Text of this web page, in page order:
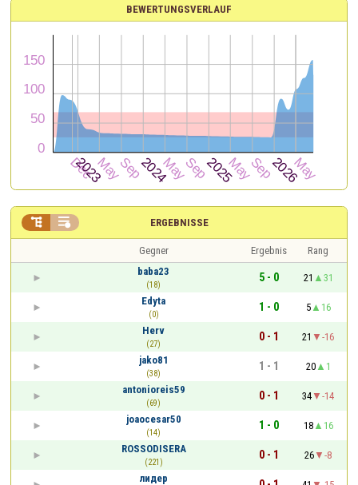
BEWERTUNGSVERLAUF
ERGEBNISSE
 
Gegner Ergebnis
Rang
baba23
(18)
5 - 0 21
31
Edyta
(0)
1 - 0 5
16
Herv
(27)
0 - 1 21
-16
jako81
(38)
1 - 1 20
1
antonioreis59
(69)
0 - 1 34
-14
joaocesar50
(14)
1 - 0 18
16
ROSSODISERA
(221)
0 - 1 26
-8
лидер